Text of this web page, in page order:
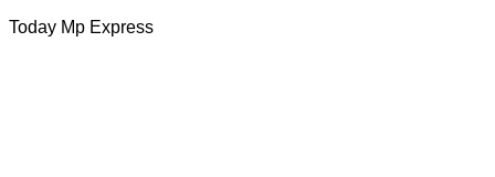
Today Mp Express